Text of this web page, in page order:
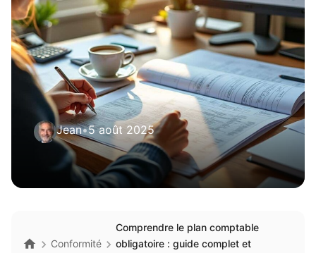
Jean•5 août 2025
Conformité
Comprendre le plan comptable
obligatoire : guide complet et